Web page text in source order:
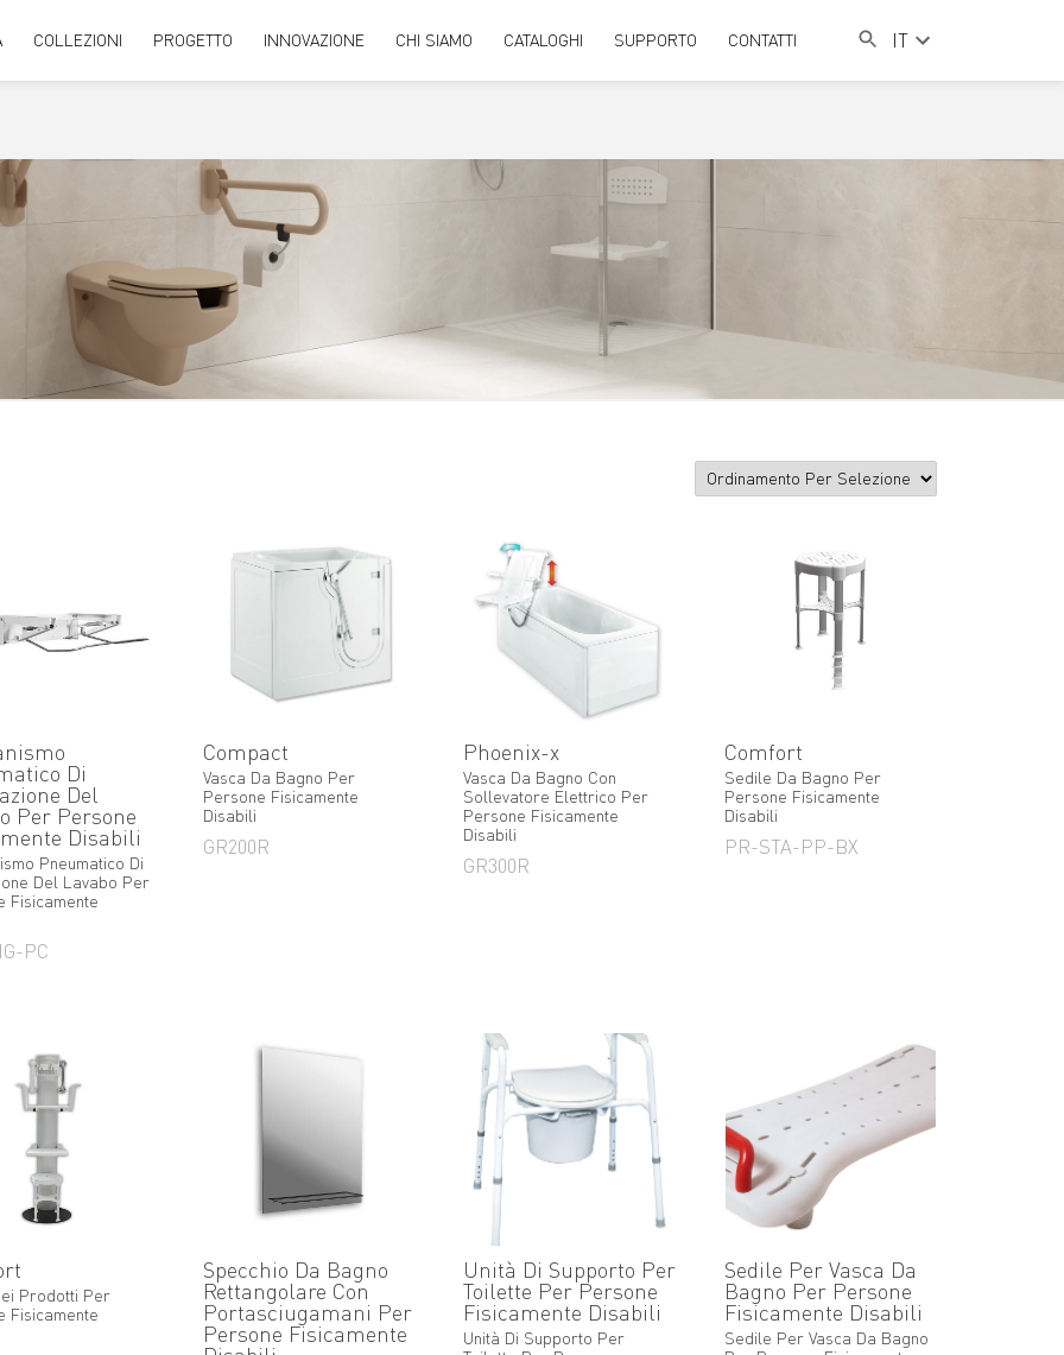
COLLEZIONI PROGETTO INNOVAZIONE CHI SIAMO CATALOGHI SUPPORTO CONTATTI IT
Di
Del
Per Persone
Disabili
Pneumatico Di
Del Lavabo Per
Fisicamente
PC
Compact
Vasca Da Bagno Per
Persone Fisicamente
Disabili
GR200R
Phoenix-x
Vasca Da Bagno Con
Sollevatore Elettrico Per
Persone Fisicamente
Disabili
GR300R
Comfort
Sedile Da Bagno Per
Persone Fisicamente
Disabili
PR-STA-PP-BX
Prodotti Per
Fisicamente
Specchio Da Bagno
Rettangolare Con
Portasciugamani Per
Persone Fisicamente
Unità Di Supporto Per
Toilette Per Persone
Fisicamente Disabili
Unità Di Supporto Per
Sedile Per Vasca Da
Bagno Per Persone
Fisicamente Disabili
Sedile Per Vasca Da Bagno